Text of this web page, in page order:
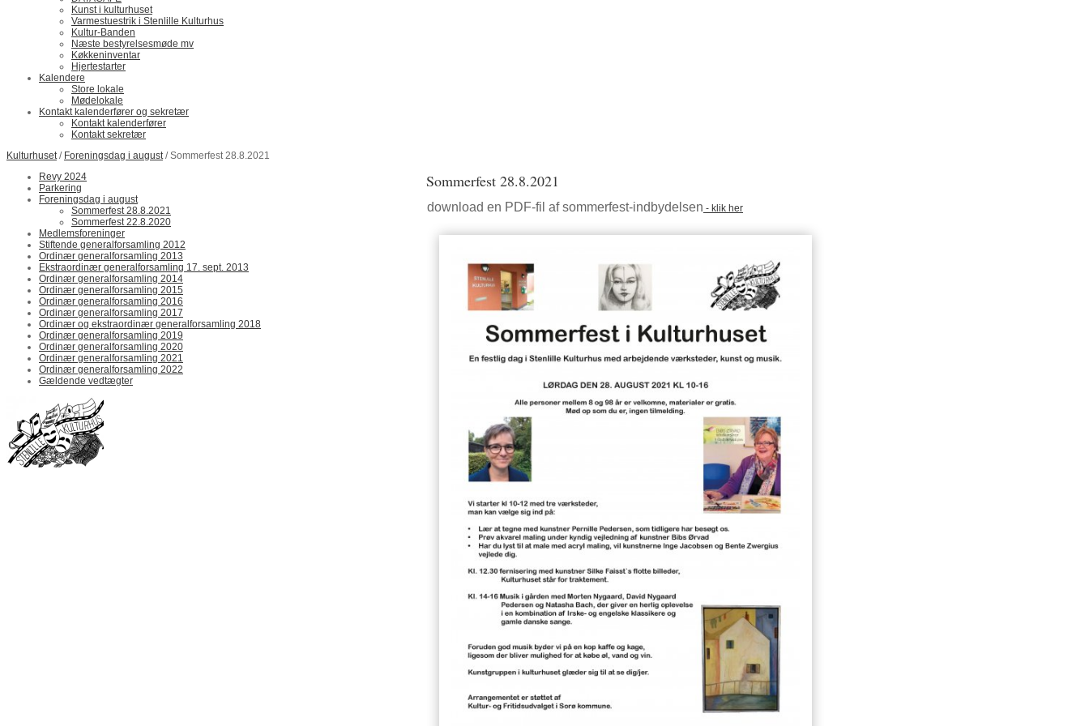
Kunst i kulturhuset
Varmestuestrik i Stenlille Kulturhus
Kultur-Banden
Næste bestyrelsesmøde mv
Køkkeninventar
Hjertestarter
Kalendere
Store lokale
Mødelokale
Kontakt kalenderfører og sekretær
Kontakt kalenderfører
Kontakt sekretær
Kulturhuset/ Foreningsdag i august/ Sommerfest 28.8.2021
Revy 2024
Parkering
Foreningsdag i august
Sommerfest 28.8.2021
Sommerfest 22.8.2020
Medlemsforeninger
Stiftende generalforsamling 2012
Ordinær generalforsamling 2013
Ekstraordinær generalforsamling 17. sept. 2013
Ordinær generalforsamling 2014
Ordinær generalforsamling 2015
Ordinær generalforsamling 2016
Ordinær generalforsamling 2017
Ordinær og ekstraordinær generalforsamling 2018
Ordinær generalforsamling 2019
Ordinær generalforsamling 2020
Ordinær generalforsamling 2021
Ordinær generalforsamling 2022
Gældende vedtægter
Sommerfest 28.8.2021
download en PDF-fil af sommerfest-indbydelsen - klik her